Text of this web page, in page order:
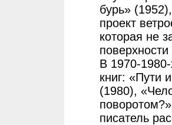
бурь»
проект
которая не
В 1970-1980-
книг: «Пути
(1980),
писатель